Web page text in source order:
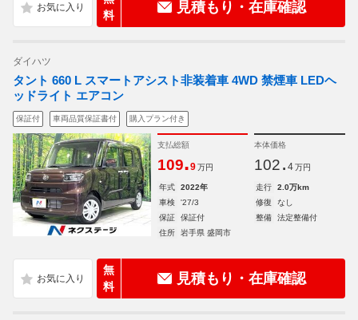
料
見積もり・在庫確認
ダイハツ
タント 660 L スマートアシスト非装着車 4WD 禁煙車 LEDヘ
ッドライト エアコン
保証付 車両品質保証書付 購入プラン付き
支払総額
109.9 万円
本体価格
102. 4 万円
年式 2022年 走行
2.0万km
車検
'27/3 修復
なし
保証
保証付 整備
法定整備付
住所
岩手県 盛岡市
無
料
見積もり・在庫確認